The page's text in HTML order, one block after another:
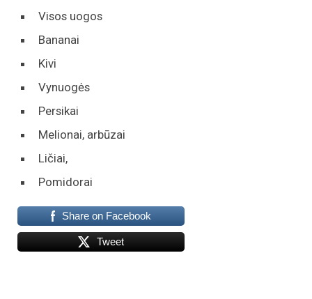
Visos uogos
Bananai
Kivi
Vynuogės
Persikai
Melionai, arbūzai
Ličiai,
Pomidorai
Share on Facebook
Tweet